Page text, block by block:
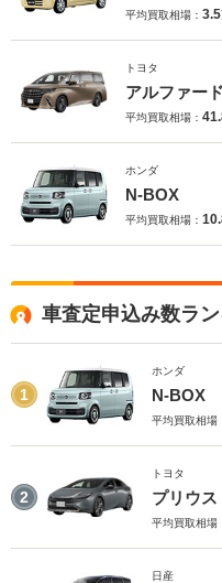
平均買取相場： 3.5
トヨタ
アルファード
平均買取相場：
ホンダ
N-BOX
平均買取相場：
車査定申込み数ラ
1
ホンダ
N-BOX
平均買取相場
2
トヨタ
プリウス
平均買取相場
日産